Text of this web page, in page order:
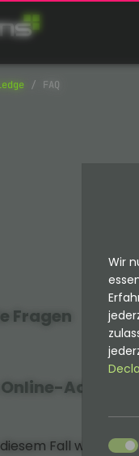
FAQ
Fragen
Fall würden
Wir
accept